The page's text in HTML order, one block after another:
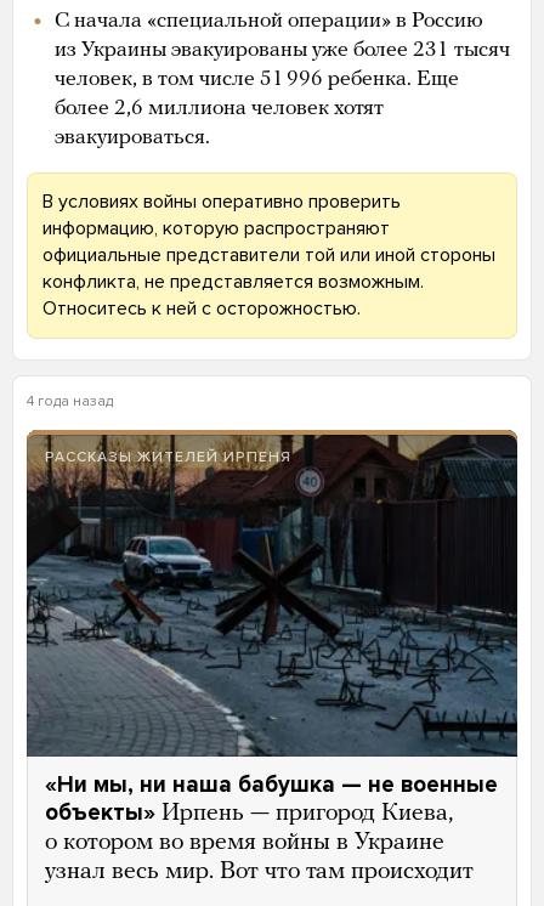
С начала «специальной операции» в Россию
из Украины эвакуированы уже более 231 тысяч
человек, в том числе 51 996 ребенка. Еще
более 2,6 миллиона человек хотят
эвакуироваться.
В условиях войны оперативно проверить
информацию, которую распространяют
официальные представители той или иной стороны
конфликта, не представляется возможным.
Относитесь к ней с осторожностью.
4 года назад
РАССКАЗЫ ЖИТЕЛЕЙ ИРПЕНЯ
«Ни мы, ни наша бабушка — не военные
объекты» Ирпень — пригород Киева,
о котором во время войны в Украине
узнал весь мир. Вот что там происходит